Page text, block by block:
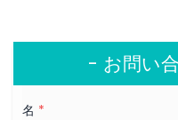
- お問い
名 *